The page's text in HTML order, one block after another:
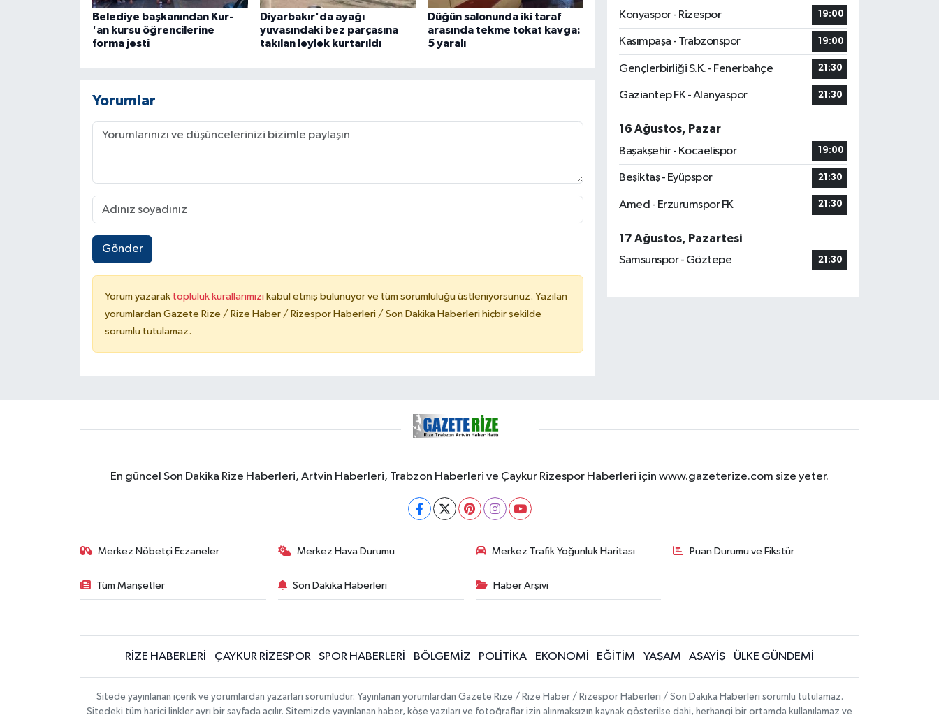
Belediye başkanından Kur-
'an kursu öğrencilerine
forma jesti
Diyarbakır'da ayağı
yuvasındaki bez parçasına
takılan leylek kurtarıldı
Düğün salonunda iki taraf
arasında tekme tokat kavga:
5 yaralı
Yorumlar
Gönder
Yorum yazarak topluluk kurallarımızı kabul etmiş bulunuyor ve tüm sorumluluğu üstleniyorsunuz. Yazılan
yorumlardan Gazete Rize / Rize Haber / Rizespor Haberleri / Son Dakika Haberleri hiçbir şekilde
sorumlu tutulamaz.
Konyaspor - Rizespor
19:00
Kasımpaşa - Trabzonspor 19:00
Gençlerbirliği S.K. - Fenerbahçe 21:30
Gaziantep FK - Alanyaspor 21:30
16 Ağustos, Pazar
Başakşehir - Kocaelispor
19:00
Beşiktaş - Eyüpspor 21:30
Amed - Erzurumspor FK 21:30
17 Ağustos, Pazartesi
Samsunspor - Göztepe
21:30
En güncel Son Dakika Rize Haberleri, Artvin Haberleri, Trabzon Haberleri ve Çaykur Rizespor Haberleri için www.gazeterize.com size yeter.
Merkez Nöbetçi Eczaneler Merkez Hava Durumu Merkez Trafik Yoğunluk Haritası Puan Durumu ve Fikstür
Tüm Manşetler Son Dakika Haberleri Haber Arşivi
RİZE HABERLERİ ÇAYKUR RİZESPOR SPOR HABERLERİ BÖLGEMİZ POLİTİKA EKONOMİ EĞİTİM YAŞAM ASAYİŞ ÜLKE GÜNDEMİ
Sitede yayınlanan içerik ve yorumlardan yazarları sorumludur. Yayınlanan yorumlardan Gazete Rize / Rize Haber / Rizespor Haberleri / Son Dakika Haberleri sorumlu tutulamaz.
Sitedeki tüm harici linkler ayrı bir sayfada açılır. Sitemizde yayınlanan haber, köşe yazıları ve fotoğraflar izin alınmaksızın kaynak gösterilse dahi, herhangi bir ortamda kullanılamaz ve